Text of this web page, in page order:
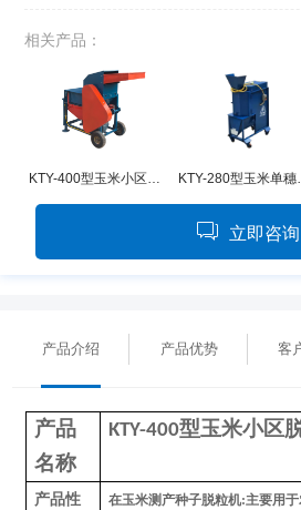
相关产品：
KTY-400型玉米小区脱粒机 KTY-
立即咨询
产品介绍 产品优势 客
产品
名称
KTY-400型玉米小区
产品性 在玉米测产种子脱粒机:主要用